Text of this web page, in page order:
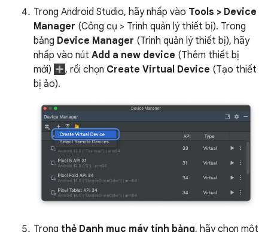
Trong Android Studio, hãy nhấp vào Tools > Device
Manager (Công cụ > Trình quản lý thiết bị). Trong
bảng Device Manager (Trình quản lý thiết bị), hãy
nhấp vào nút Add a new device (Thêm thiết bị
mới)
, rồi chọn Create Virtual Device (Tạo thiết
bị ảo).
Trong thẻ Danh mục máy tính bảng, hãy chọn một